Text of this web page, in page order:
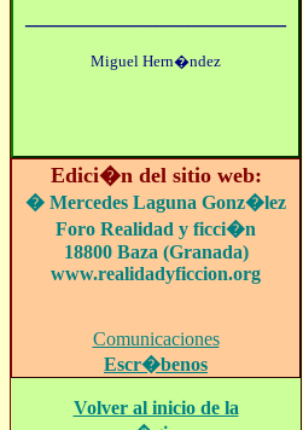
Miguel Hern�ndez
Edici�n del sitio web:
� Mercedes Laguna Gonz�lez
Foro Realidad y ficci�n
18800 Baza (Granada)
www.realidadyficcion.org
Comunicaciones
Escr�benos
Volver al inicio de la